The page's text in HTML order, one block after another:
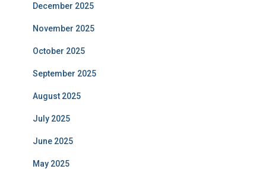
December 2025
November 2025
October 2025
September 2025
August 2025
July 2025
June 2025
May 2025